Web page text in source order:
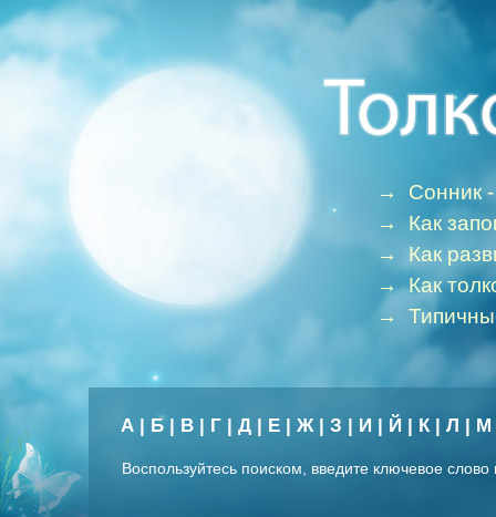
→ Сонник
→ Как
→ Как
→Как
→
А | Б| В | Г | Д | Е | Ж| З | И | Й | К| Л | М
Воспользуйтесь поиском, введите ключевое